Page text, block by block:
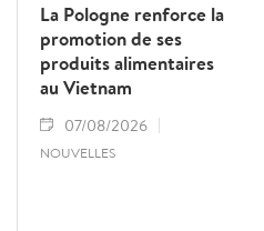
La Pologne renforce la
promotion de ses
produits alimentaires
au Vietnam
07/08/2026
NOUVELLES